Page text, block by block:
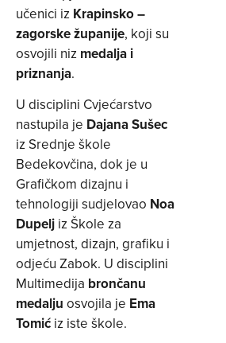
učenici iz Krapinsko –
zagorske županije, koji su
osvojili niz medalja i
priznanja.
U disciplini Cvjećarstvo
nastupila je Dajana Sušec
iz Srednje škole
Bedekovčina, dok je u
Grafičkom dizajnu i
tehnologiji sudjelovao Noa
Dupelj iz Škole za
umjetnost, dizajn, grafiku i
odjeću Zabok. U disciplini
Multimedija brončanu
medalju osvojila je Ema
Tomić iz iste škole.